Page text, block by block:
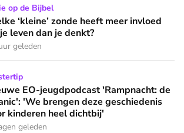
heeft meer invloed op je leven dan je
op de Bijbel
‘kleine’ zonde heeft meer invloed
leven dan je denkt?
geleden
'Rampnacht: de Titanic': 'We
EO-jeugdpodcast 'Rampnacht: de
'We brengen deze geschiedenis
kinderen heel dichtbij'
geleden